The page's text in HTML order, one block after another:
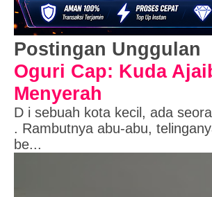
Postingan Unggulan
Oguri Cap: Kuda
Menyerah
D i sebuah kota kecil, ada
. Rambutnya abu-abu,
be...